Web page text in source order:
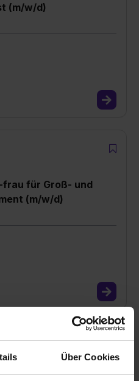
Über Cookies
(m/w/d)
frau für Groß- und
(m/w/d)
GmbH Ausbildung